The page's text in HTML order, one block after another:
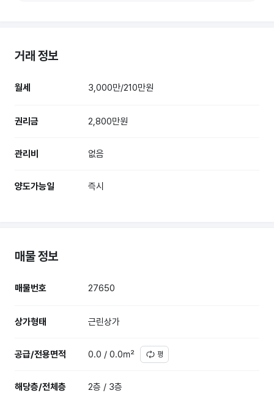
거래 정보
월세 3,000만/210만원
권리금 2,800만원
관리비 없음
양도가능일 즉시
매물 정보
매물번호 27650
상가형태 근린상가
공급/전용면적 0.0 / 0.0㎡ 평
해당층/전체층 2층 / 3층